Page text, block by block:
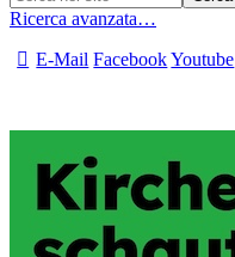
Ricerca avanzata…
E-Mail FacebookYoutube